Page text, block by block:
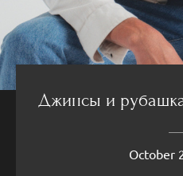
Джинсы и
October